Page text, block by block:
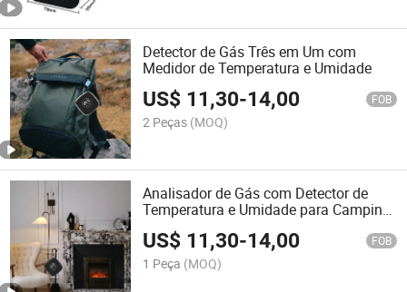
Detector de Gás Três em Um com
Medidor de Temperatura e Umidade
US$ 11,30-14,00 FOB
2 Peças (MOQ)
Analisador de Gás com Detector de
Temperatura e Umidade para Camping,
Lareira e Cozinha
US$ 11,30-14,00 FOB
1 Peça (MOQ)